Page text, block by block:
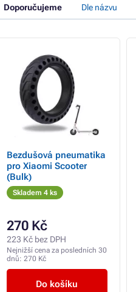
Doporučujeme Dle názvu
Bezdušová pneumatika
pro Xiaomi Scooter
(Bulk)
Skladem 4 ks
270 Kč
223 Kč bez DPH
Nejnižší cena za posledních 30
dnů: 270 Kč
Do košíku